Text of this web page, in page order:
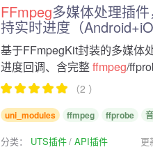
FFmpeg多媒体处理插
持实时进度（
基于FFmpegKit封装的多媒体
进度回调、含完整ffmpeg/
（2 ）
uni_modules ffmpeg ffprobe
分类： UTS插件 API插件 更